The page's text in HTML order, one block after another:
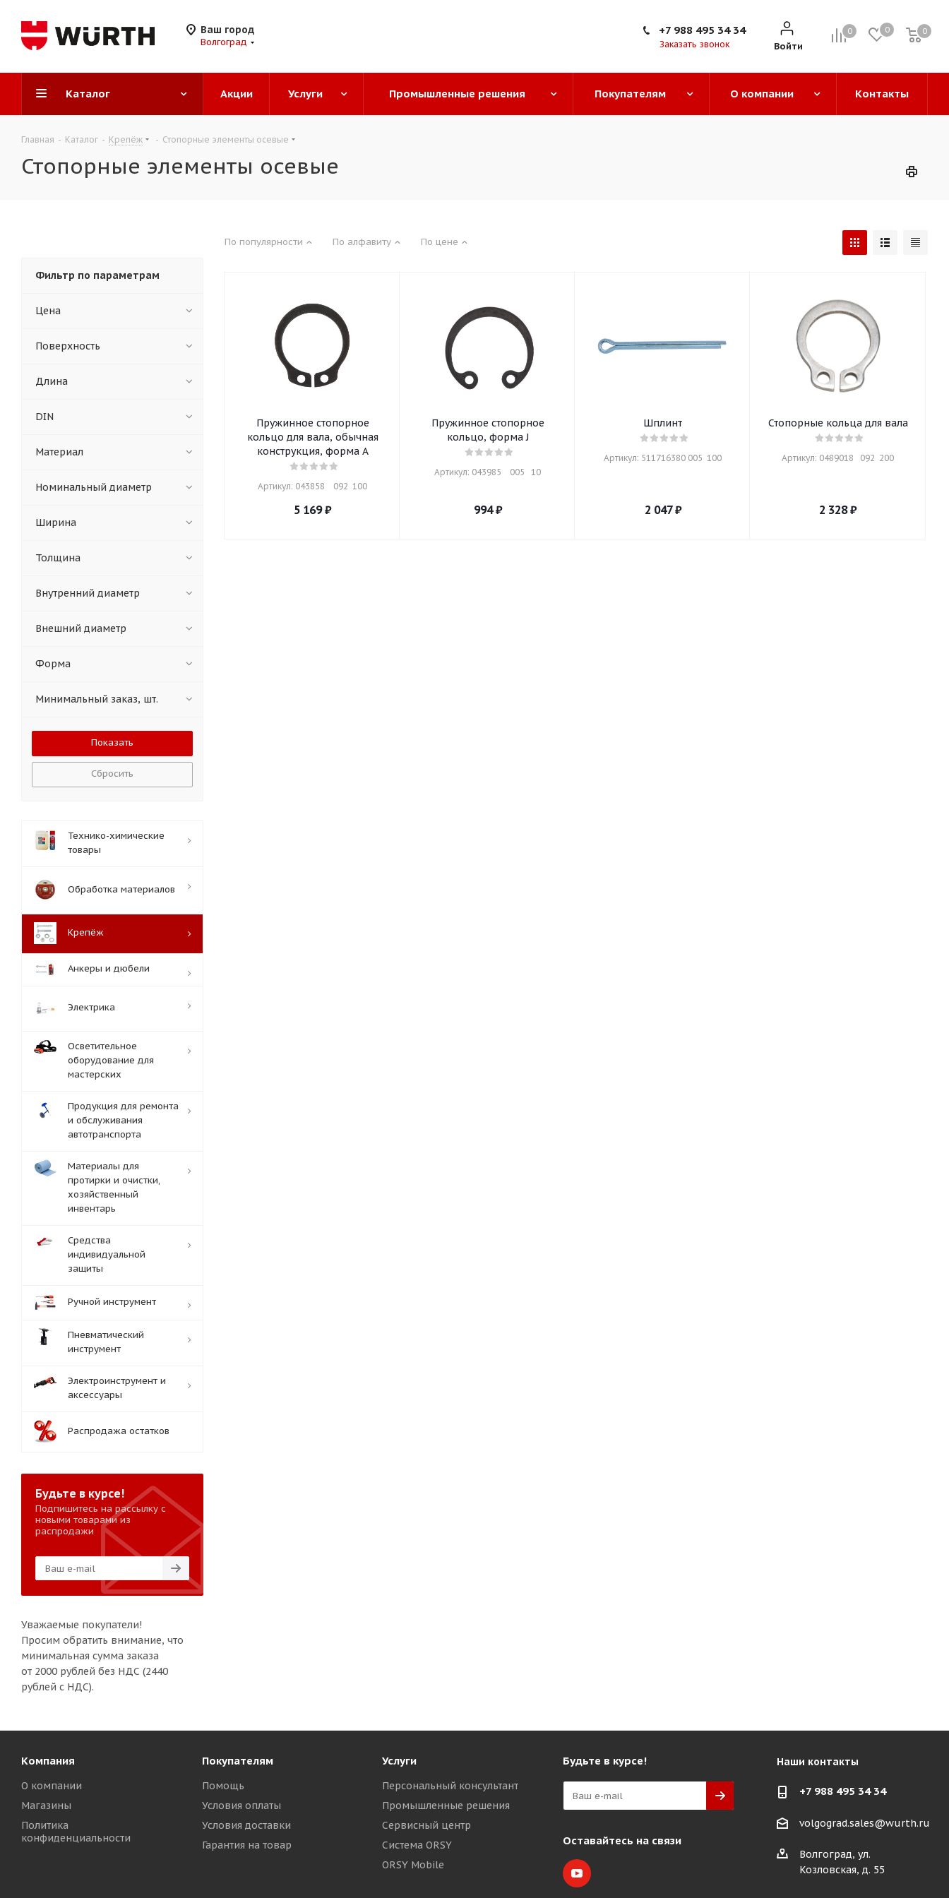
Ваш город
Волгоград
0 0 0
0
Войти
+7 988 495 34 34
Заказать звонок
Каталог Акции Услуги Промышленные решения Покупателям О компании Контакты
Главная - Каталог - Крепёж - Стопорные элементы осевые
Стопорные элементы осевые
По популярности По алфавиту По цене
Пружинное стопорное
кольцо для вала, обычная
конструкция, форма A
Артикул: 043858    092  100
5 169₽
Пружинное стопорное
кольцо, форма J
Артикул: 043985    005   10
994₽
Шплинт
Артикул: 511716380 005  100
2 047₽
Стопорные кольца для вала
Артикул: 0489018   092  200
2 328₽
Фильтр по параметрам
Цена
Поверхность
Длина
DIN
Материал
Номинальный диаметр
Ширина
Толщина
Внутренний диаметр
Внешний диаметр
Форма
Минимальный заказ, шт.
Сбросить
Технико-химические
товары
Обработка материалов
Крепёж
Анкеры и дюбели
Электрика
Осветительное
оборудование для
мастерских
Продукция для ремонта
и обслуживания
автотранспорта
Материалы для
протирки и очистки,
хозяйственный
инвентарь
Средства
индивидуальной
защиты
Ручной инструмент
Пневматический
инструмент
Электроинструмент и
аксессуары
Распродажа остатков
Будьте в курсе!
Подпишитесь на рассылку с
новыми товарами из
распродажи
Уважаемые покупатели!
Просим обратить внимание, что
минимальная сумма заказа
от 2000 рублей без НДС (2440
рублей с НДС).
Компания
О компании
Магазины
Политика
конфиденциальности
Покупателям
Помощь
Условия оплаты
Условия доставки
Гарантия на товар
Услуги
Персональный консультант
Промышленные решения
Сервисный центр
Система ORSY
ORSY Mobile
Будьте в курсе!
Оставайтесь на связи
Наши контакты
+7 988 495 34 34
volgograd.sales@wurth.ru
Волгоград, ул.
Козловская, д. 55